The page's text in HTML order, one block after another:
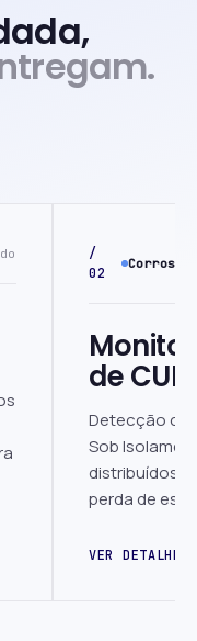
/
02
de CUI
Detecção
Sob
distribuídos
perda de
VER DETALHES